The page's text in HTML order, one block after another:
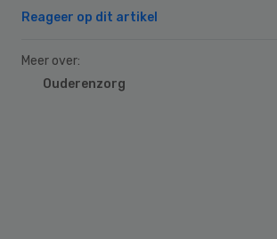
Reageer op dit artikel
Meer over:
Ouderenzorg